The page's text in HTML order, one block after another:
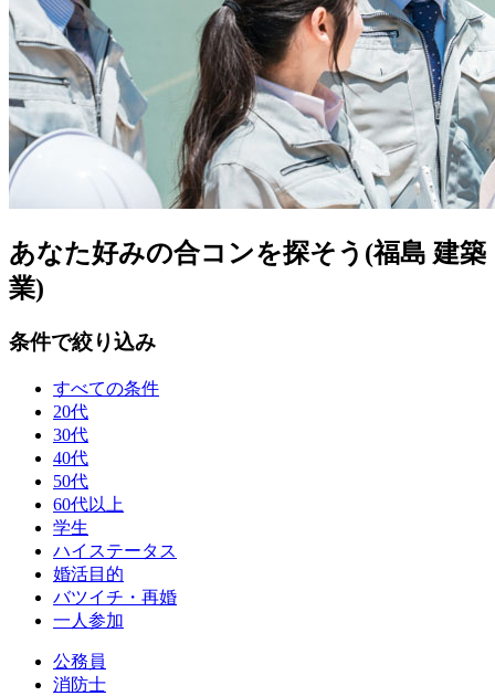
あなた好みの合コンを探そう(福島 建築
業)
条件で絞り込み
すべての条件
20代
30代
40代
50代
60代以上
学生
ハイステータス
婚活目的
バツイチ・再婚
一人参加
公務員
消防士